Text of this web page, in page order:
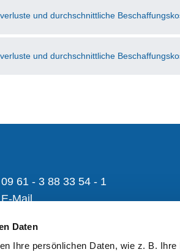
Daten
Ihre persönlichen Daten, wie z. B.
und durchschnittliche
und durchschnittliche
09 61 - 3 88 33 54 - 1
E-Mail